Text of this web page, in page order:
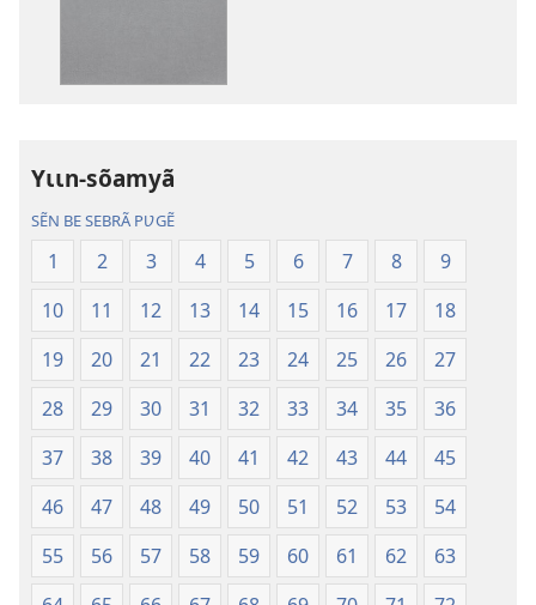
Yɩɩn-sõamyã
SẼN BE SEBRÃ PƲGẼ
1 2 3 4 5 6 7 8
9
10
11 12 13 14 15 16 17
18
19
20 21 22 23 24 25 26
27
28
29 30 31 32 33 34 35
36
37
38 39 40 41 42 43 44
45
46
47 48 49 50 51 52 53
54
55
56 57 58 59 60 61 62
63